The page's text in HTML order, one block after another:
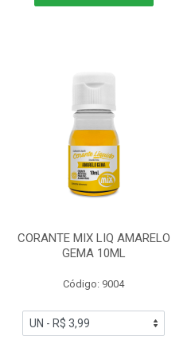
CORANTE MIX LIQ AMARELO
GEMA 10ML
Código: 9004